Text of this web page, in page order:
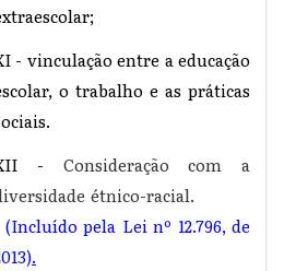
- vinculação entre a educação
o trabalho e as práticas
- Consideração com a
étnico-racial.
(Incluído pela Lei nº 12.796, de
.